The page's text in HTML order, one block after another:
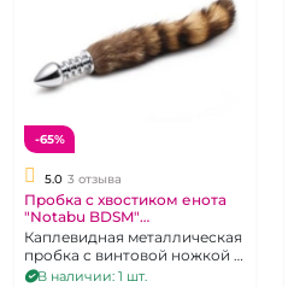
-65%
5.0 3 отзыва
Пробка с хвостиком енота
"Notabu BDSM"
металлическая и ребристая
Каплевидная металлическая
пробка с винтовой ножкой и
хвостом.
В наличии: 1 шт.